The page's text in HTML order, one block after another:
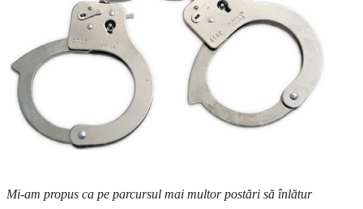
Mi-am propus ca pe parcursul mai multor postări să înlătur